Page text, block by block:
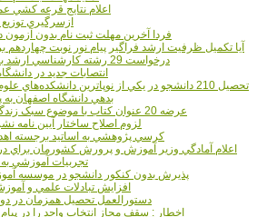
اعلام نتايج قرعه کشي
ازسرگيري
فردا آخرین مهلت ثبت نام بدون آزمون
آیا تکمیل ظرفیت ارشد فراگیر پیام نور نوبت چهاردهم
درخواست 29 رشته کارشناسي ارشد بررسي مي شود
انتصابات جديد در
تحصيل 210 دانشجو در يکي از نوپاترين دانشکده‌هاي علوم پزشکي کشور
بدهي دانشگاه اصفهان به
عرضه 20 عنوان کتاب با موضوع سبک زندگي به دانشگاه‌ها
لزوم اصلاح ساختار آيين نامه
18 کرسي پژوهشي به اساتيد برجسته
اعلام آمادگي وزير آموزش و پرورش کشورمان براي
تجربيات آموزشي
پذيرش بدون کنکور دانشجو در موسسه
افزايش تبادلات علمي و
دستورالعمل تحصیل همزمان در
اخطار : سقف مجاز انتخاب واحد را در